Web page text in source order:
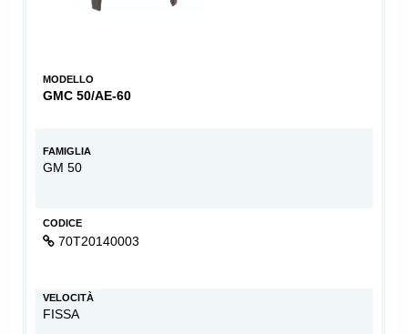
MODELLO
GMC 50/AE-60
FAMIGLIA
GM 50
CODICE
70T20140003
VELOCITÀ
FISSA